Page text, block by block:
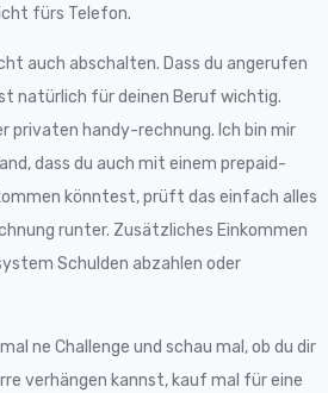
fürs Telefon.
auch abschalten. Dass du angerufen
natürlich für deinen Beruf wichtig.
privaten handy-rechnung. Ich bin mir
dass du auch mit einem prepaid-
könntest, prüft das einfach alles
runter. Zusätzliches Einkommen
Schulden abzahlen oder
ne Challenge und schau mal, ob du dir
verhängen kannst, kauf mal für eine